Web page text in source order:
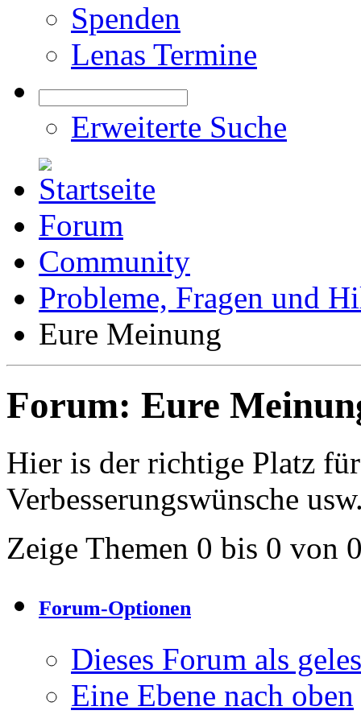
Spenden
Lenas Termine
Erweiterte Suche
Forum
Community
Probleme, Fragen und
Eure Meinung
Forum: Eure
Hier is der richtige Platz
Verbesserungswünsche
Zeige Themen 0 bis 0 von
Forum-Optionen
Dieses Forum als
Eine Ebene nach oben